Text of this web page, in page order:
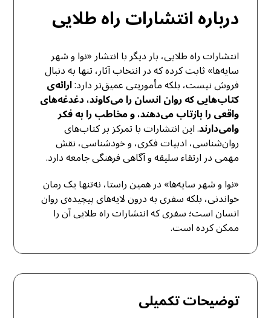
درباره انتشارات راه طلایی
انتشارات راه طلایی، بار دیگر با انتشار «نوا و شهر
سایه‌ها» ثابت کرده که در انتخاب آثار، تنها به دنبال
فروش نیست، بلکه مأموریتی عمیق‌تر دارد:ارائه‌ی
کتاب‌هایی که روان انسان را می‌کاوند، دغدغه‌های
واقعی را بازتاب می‌دهند، و مخاطب را به فکر
وا‌می‌دارند. این انتشارات با تمرکز بر کتاب‌های
روان‌شناسی، ادبیات فکری، و خودشناسی، نقش
مهمی در ارتقاء سلیقه و آگاهی فرهنگی جامعه دارد.
«نوا و شهر سایه‌ها» در همین راستا، نه‌تنها یک رمان
خواندنی، بلکه سفری به درون لایه‌های پیچیده‌ی روان
انسان است؛ سفری که انتشارات راه طلایی آن را
ممکن کرده است.
توضیحات تکمیلی